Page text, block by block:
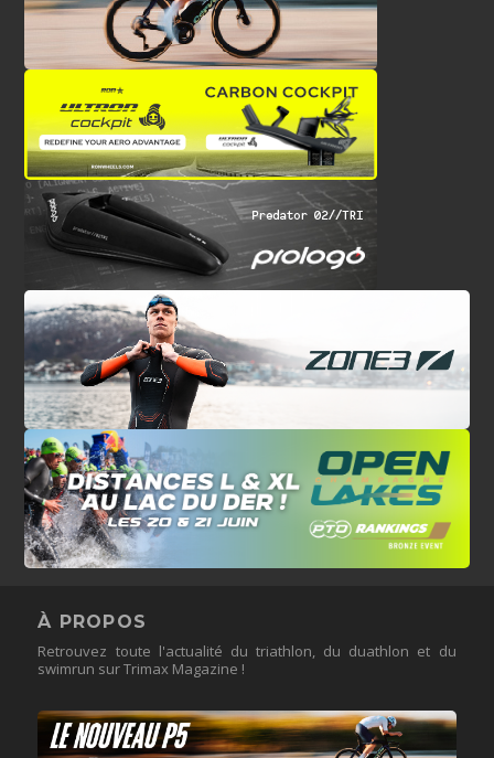
À PROPOS
Retrouvez toute l'actualité du triathlon, du duathlon et du
swimrun sur Trimax Magazine !